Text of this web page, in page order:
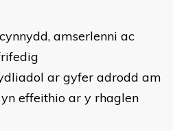
amserlenni ac
ar gyfer adrodd am
effeithio ar y rhaglen